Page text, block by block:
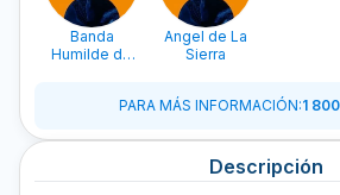
Banda
Humilde de
Angel de La
Sierra
PARA MÁS INFORMACIÓN:1
Descripción